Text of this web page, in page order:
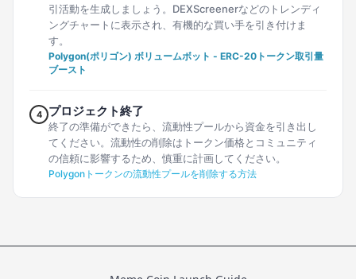
引活動を生成しましょう。DEXScreenerなどのトレンディ
ングチャートに表示され、有機的な買い手を引き付けま
す。
Polygon(ポリゴン) ボリュームボット - ERC-20トークン取引量
ブースト
4 プロジェクト終了
終了の準備ができたら、流動性プールから資金を引き出し
てください。流動性の削除はトークン価格とコミュニティ
の信頼に影響するため、慎重に計画してください。
Polygonトークンの流動性プールを削除する方法